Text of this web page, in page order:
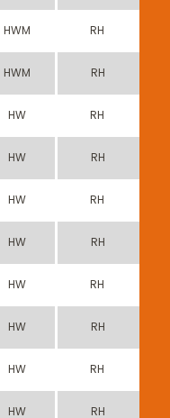
HWM RH
HWM RH
HW RH
HW RH
HW RH
HW RH
HW RH
HW RH
HW RH
HW RH